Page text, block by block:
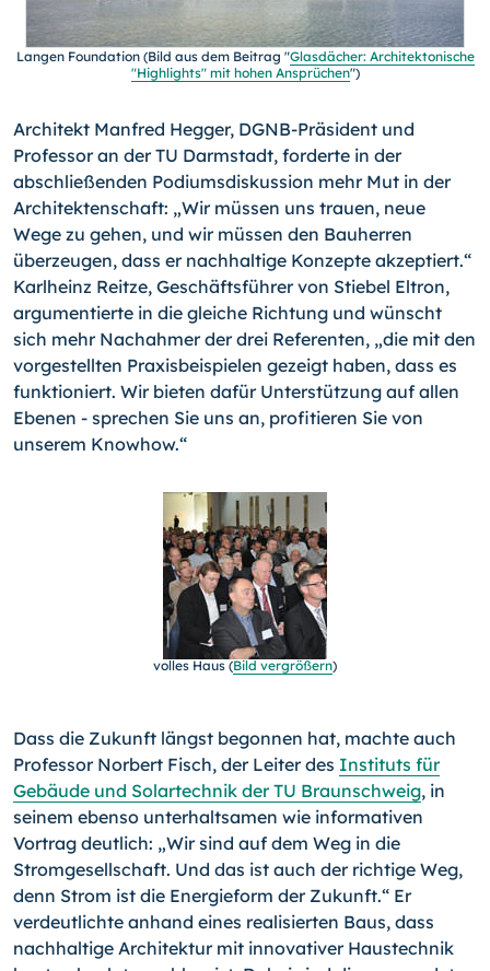
Langen Foundation (Bild aus dem Beitrag "Glasdächer: Architektonische
"Highlights" mit hohen Ansprüchen")
Architekt Manfred Hegger, DGNB-Präsident und
Professor an der TU Darmstadt, forderte in der
abschließenden Podiumsdiskussion mehr Mut in der
Architektenschaft: „Wir müssen uns trauen, neue
Wege zu gehen, und wir müssen den Bauherren
überzeugen, dass er nachhaltige Konzepte akzeptiert.“
Karlheinz Reitze, Geschäftsführer von Stiebel Eltron,
argumentierte in die gleiche Richtung und wünscht
sich mehr Nachahmer der drei Referenten, „die mit den
vorgestellten Praxisbeispielen gezeigt haben, dass es
funktioniert. Wir bieten dafür Unterstützung auf allen
Ebenen - sprechen Sie uns an, profitieren Sie von
unserem Knowhow.“
volles Haus (Bild vergrößern)
Dass die Zukunft längst begonnen hat, machte auch
Professor Norbert Fisch, der Leiter des Instituts für
Gebäude und Solartechnik der TU Braunschweig, in
seinem ebenso unterhaltsamen wie informativen
Vortrag deutlich: „Wir sind auf dem Weg in die
Stromgesellschaft. Und das ist auch der richtige Weg,
denn Strom ist die Energieform der Zukunft.“ Er
verdeutlichte anhand eines realisierten Baus, dass
nachhaltige Architektur mit innovativer Haustechnik